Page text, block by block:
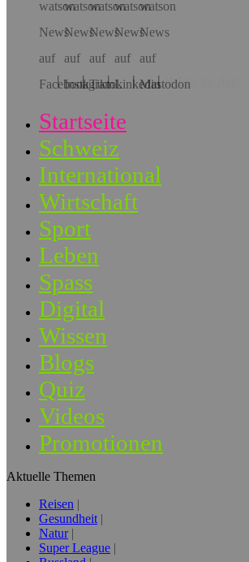
Hol dir die App!
Startseite
Schweiz
International
Wirtschaft
Sport
Leben
Spass
Digital
Wissen
Blogs
Quiz
Videos
Promotionen
Aktuelle Themen
Reisen
Gesundheit
Natur
Super League